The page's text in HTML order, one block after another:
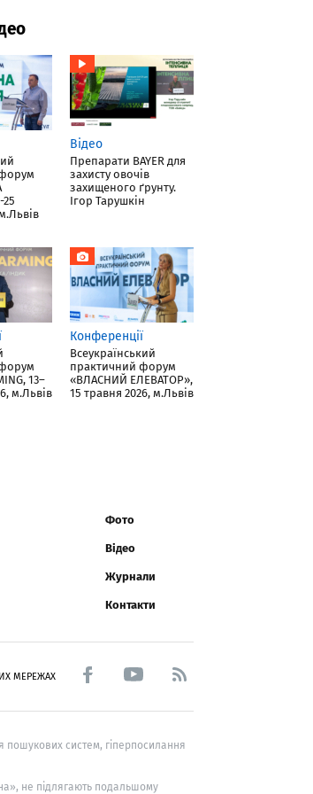
Відео
Препарати BAYER для
захисту овочів
захищеного ґрунту.
Ігор Тарушкін
13–
м.Львів
Конференції
Всеукраїнський
практичний форум
«ВЛАСНИЙ ЕЛЕВАТОР»,
15 травня 2026, м.Львів
Фото
Відео
Журнали
Контакти
МЕРЕЖАХ
пошукових систем, гіперпосилання
не підлягають подальшому